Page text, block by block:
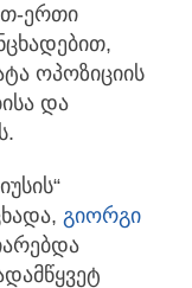
ერთი
ოპოზიციის
და
გიორგი